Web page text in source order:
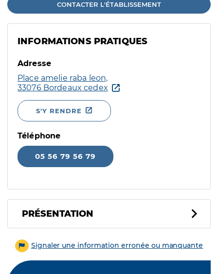
CONTACTER L'ÉTABLISSEMENT
INFORMATIONS PRATIQUES
Adresse
Place amelie raba leon,
33076 Bordeaux cedex
S'Y RENDRE
Téléphone
05 56 79 56 79
PRÉSENTATION
Signaler une information erronée ou manquante